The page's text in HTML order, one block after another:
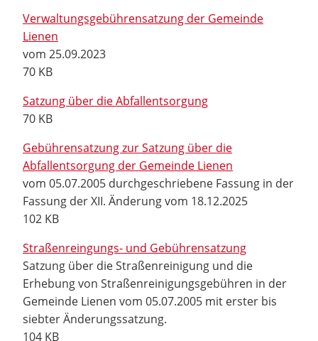
Verwaltungsgebührensatzung der Gemeinde
Lienen
vom 25.09.2023
70 KB
Satzung über die Abfallentsorgung
70 KB
Gebührensatzung zur Satzung über die
Abfallentsorgung der Gemeinde Lienen
vom 05.07.2005 durchgeschriebene Fassung in der
Fassung der XII. Änderung vom 18.12.2025
102 KB
Straßenreingungs- und Gebührensatzung
Satzung über die Straßenreinigung und die
Erhebung von Straßenreinigungsgebühren in der
Gemeinde Lienen vom 05.07.2005 mit erster bis
siebter Änderungssatzung.
104 KB